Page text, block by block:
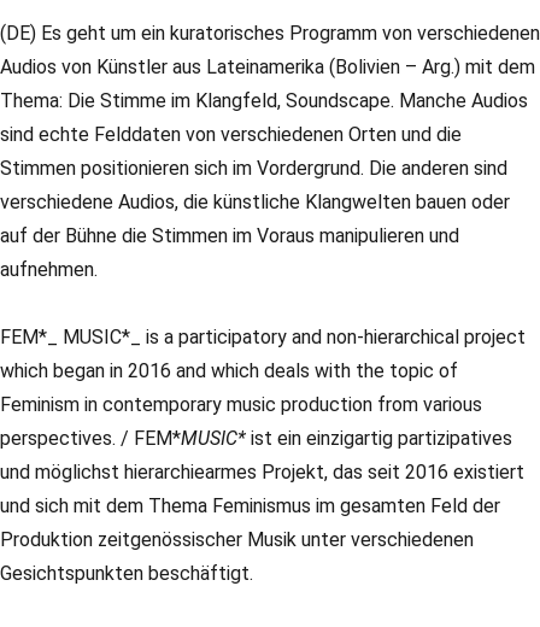
(DE) Es geht um ein kuratorisches Programm von verschiedenen
Audios von Künstler aus Lateinamerika (Bolivien – Arg.) mit dem
Thema: Die Stimme im Klangfeld, Soundscape. Manche Audios
sind echte Felddaten von verschiedenen Orten und die
Stimmen positionieren sich im Vordergrund. Die anderen sind
verschiedene Audios, die künstliche Klangwelten bauen oder
auf der Bühne die Stimmen im Voraus manipulieren und
aufnehmen.
FEM*_ MUSIC*_ is a participatory and non-hierarchical project
which began in 2016 and which deals with the topic of
Feminism in contemporary music production from various
perspectives. / FEM*MUSIC* ist ein einzigartig partizipatives
und möglichst hierarchiearmes Projekt, das seit 2016 existiert
und sich mit dem Thema Feminismus im gesamten Feld der
Produktion zeitgenössischer Musik unter verschiedenen
Gesichtspunkten beschäftigt.